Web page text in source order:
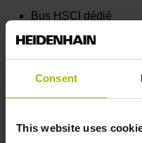
Consent
This website uses
Bus HSCI dédié
6 axes PLC activés
de supervision par :
PROFIBUS /